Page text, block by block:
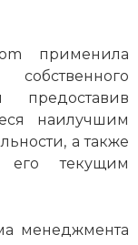
применила
предоставив
наилучшим
а также
его текущим
менеджмента